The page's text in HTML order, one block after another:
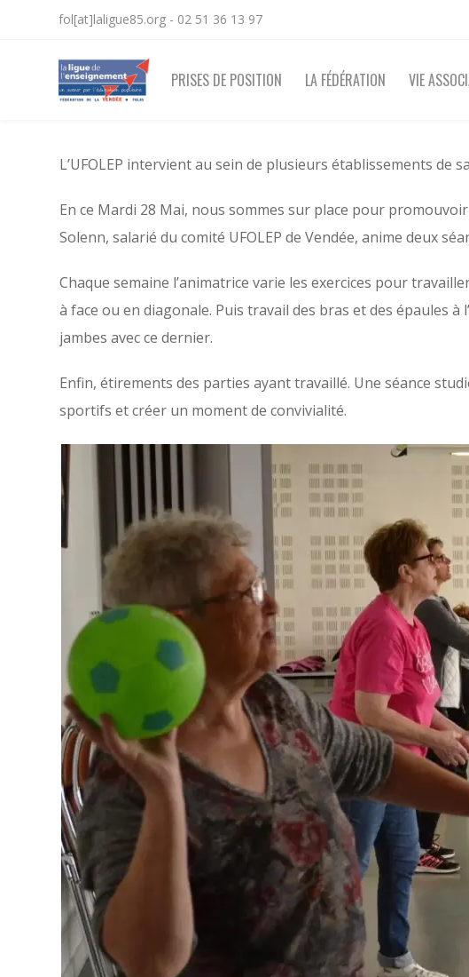
fol[at]laligue85.org - 02 51 36 13 97
PRISES DE POSITION LA FÉDÉRATION VIE
L’UFOLEP intervient au sein de plusieurs établissements
En ce Mardi 28 Mai, nous sommes sur place pour
Solenn, salarié du comité UFOLEP de Vendée, anime deux
Chaque semaine l’animatrice varie les exercices pour
à face ou en diagonale. Puis travail des bras et des épaules
jambes avec ce dernier.
Enfin, étirements des parties ayant travaillé. Une séance
sportifs et créer un moment de convivialité.